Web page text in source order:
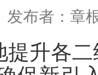
发布者：章
提升各